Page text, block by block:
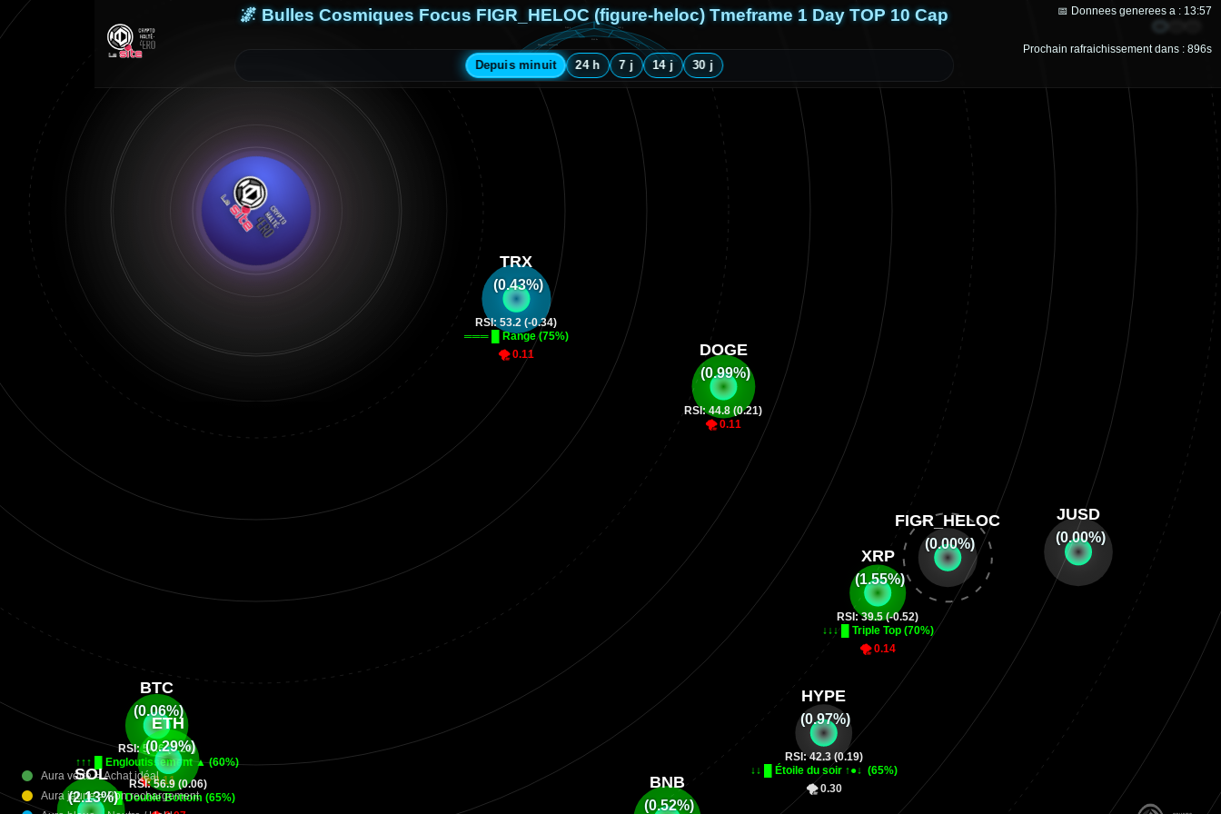
Orbital
🌌 Bulles Cosmiques Focus FIGR_HELOC (figure-heloc) Tmeframe 1 Day TOP 10 Cap
Depuis minuit 7 j
14 j 30 j
Depuis minuit 24 h 7 j 14 j 30 j
📅 Donnees generees a : 13:57
Prochain rafraichissement dans : 896s